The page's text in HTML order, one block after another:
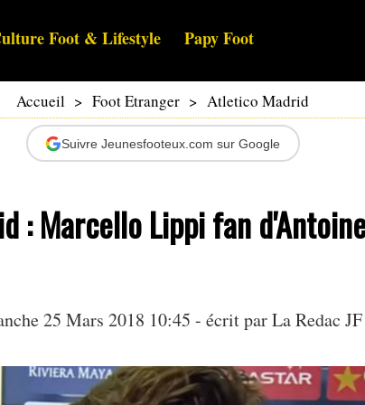
Foot & Lifestyle Papy Foot
Accueil > Foot Etranger > Atletico Madrid
Suivre Jeunesfooteux.com sur Google
: Marcello Lippi fan
25 Mars 2018 10:45 - écrit par La Redac JF